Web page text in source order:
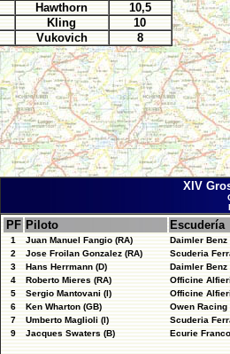
Hawthorn
10,5
Kling
10
Vukovich 8
XIV
PF Piloto Escudería
1 Juan Manuel Fangio (RA)
Daimler Benz
2
Jose Froilan Gonzalez (RA)
Scuderia
3
Hans Herrmann (D)
Daimler Benz
4
Roberto Mieres (RA)
Officine
5
Sergio Mantovani (I)
Officine
6
Ken Wharton (GB)
Owen
7
Umberto Maglioli (I)
Scuderia
9
Jacques Swaters (B) Ecurie